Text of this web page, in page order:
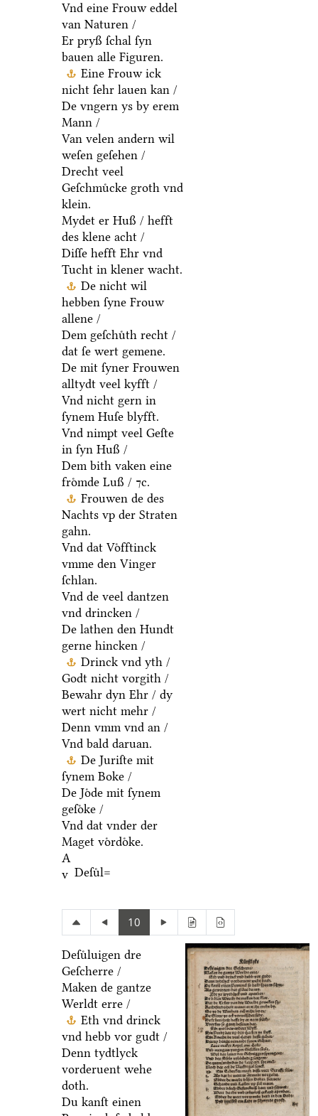
Vnd eine Frouw eddel
van Naturen /
Er pryß ſchal ſyn
bauen alle Figuren.
Eine Frouw ick
nicht ſehr lauen kan /
De vngern ys by erem
Mann /
Van velen andern wil
weſen geſehen /
Drecht veel
Geſchmuͤcke groth vnd
klein.
Mydet er Huß / hefft
des klene acht /
Diſſe hefft Ehr vnd
Tucht in klener wacht.
De nicht wil
hebben ſyne Frouw
allene /
Dem geſchuͤth recht /
dat ſe wert gemene.
De mit ſyner Frouwen
alltydt veel kyfft /
Vnd nicht gern in
ſynem Huſe blyfft.
Vnd nimpt veel Geſte
in ſyn Huß /
Dem bith vaken eine
froͤmde Luß / ⁊c.
Frouwen de des
Nachts vp der Straten
gahn.
Vnd dat Voͤfftinck
vmme den Vinger
ſchlan.
Vnd de veel dantzen
vnd drincken /
De lathen den Hundt
gerne hincken /
Drinck vnd yth /
Godt nicht vorgith /
Bewahr dyn Ehr / dy
wert nicht mehr /
Denn vmm vnd an /
Vnd bald daruan.
De Juriſte mit
ſynem Boke /
De Joͤde mit ſynem
geſoͤke /
Vnd dat vnder der
Maget voͤrdoͤke.
A
v Deſuͤl=
10
Deſuͤluigen dre
Geſcherre /
Maken de gantze
Werldt erre /
Eth vnd drinck
vnd hebb vor gudt /
Denn tydtlyck
vorderuent wehe
doth.
Du kanſt einen